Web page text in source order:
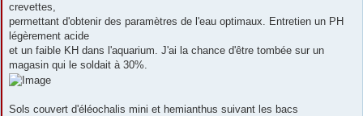
crevettes,
permettant d'obtenir des paramètres de l'eau optimaux. Entretien un PH
légèrement acide
et un faible KH dans l'aquarium. J'ai la chance d'être tombée sur un
magasin qui le soldait à 30%.
Sols couvert d'éléochalis mini et hemianthus suivant les bacs